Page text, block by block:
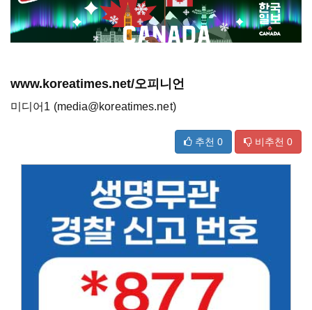
www.koreatimes.net/오피니언
미디어1 (media@koreatimes.net)
추천 0 비추천 0